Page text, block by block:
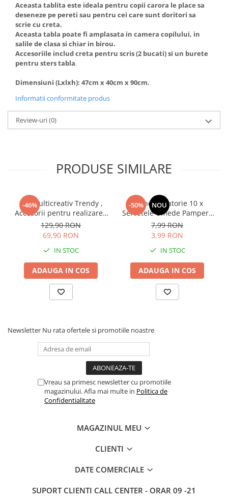
Figurine
Frumusete, bijuterii si accesorii
fetite
Instrumente muzicale de jucarie
Jucarii de plus
Motociclete de jucarie
Roboti de jucarie
Set joaca gradinarit
Set joaca supermarket
Seturi de constructie
Utilaje constructie de jucarie
Hrana bebelusi
Articole hranire bebelusi
Biberoane, tetine si accesorii
Carti pentru copii
Atlase si enciclopedii pentru copii
Casute si corturi copii
Colaci, ochelari si accesorii inot
Jucarii pentru plaja si nisip
Piscine copii
Aceasta tablita este ideala pentru copii carora le place sa
deseneze pe pereti sau pentru cei care sunt doritori sa
scrie cu creta.
Aceasta tabla poate fi amplasata in camera copilului, in
salile de clasa si chiar in birou.
Accesoriile includ creta pentru scris (2 bucati) si un burete
pentru sters tabla.
Dimensiuni (Lxlxh): 47cm x 40cm x 90cm.
Informatii conformitate produs
Review-uri(0)
PRODUSE SIMILARE
-46%
Set Multicreativ Trendy ,
Accesorii pentru realizarea
Bratarilor din elastic ,
Rainbow Loom Bands , 3500
piese , Multicolor
129,90 RON
69,90 RON
IN STOC
ADAUGA IN COS
-50% NOU
Pachet Calatorie 10 x
Servetele Umede Pampers
Aqua Harmonie , 0 %
Plastic, Piele Sensibila,
Curatare Delicata, Fara
Parfum
7,99 RON
3,99 RON
IN STOC
ADAUGA IN COS
Newsletter Nu rata ofertele si promotiile noastre
Vreau sa primesc newsletter cu promotiile
magazinului. Afla mai multe in Politica de
Confidentialitate
MAGAZINUL MEU
CLIENTI
DATE COMERCIALE
SUPORT CLIENTI CALL CENTER - ORAR 09 -21